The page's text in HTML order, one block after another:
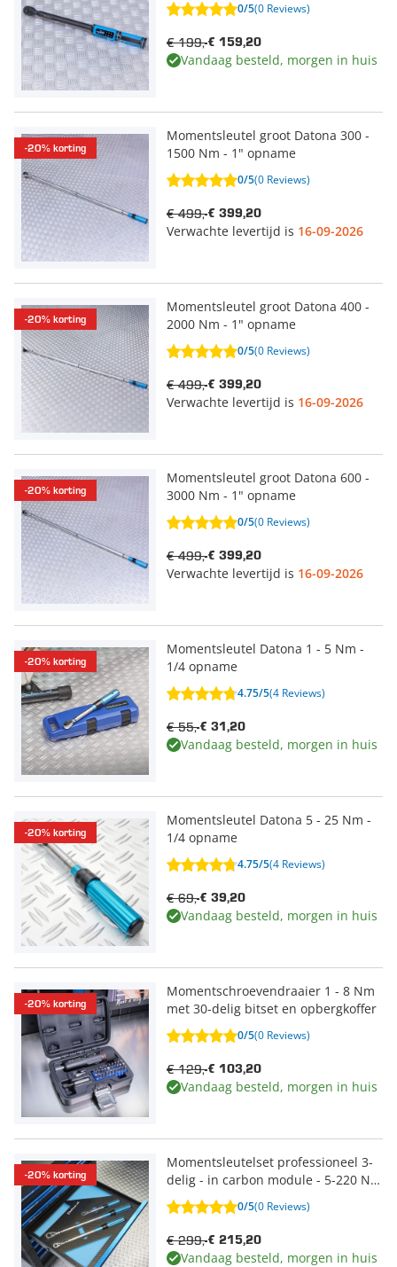
0/5(0 Reviews)
€ 159,20
€ 199,-
Vandaag besteld, morgen in huis
-20% korting
Momentsleutel groot Datona 300 -
1500 Nm - 1" opname
0/5(0 Reviews)
€ 399,20
€ 499,-
Verwachte levertijd is 16-09-2026
-20% korting
Momentsleutel groot Datona 400 -
2000 Nm - 1" opname
0/5(0 Reviews)
€ 399,20
€ 499,-
Verwachte levertijd is 16-09-2026
-20% korting
Momentsleutel groot Datona 600 -
3000 Nm - 1" opname
0/5(0 Reviews)
€ 399,20
€ 499,-
Verwachte levertijd is 16-09-2026
-20% korting
Momentsleutel Datona 1 - 5 Nm -
1/4 opname
4.75/5(4 Reviews)
€ 31,20
€ 55,-
Vandaag besteld, morgen in huis
-20% korting
Momentsleutel Datona 5 - 25 Nm -
1/4 opname
4.75/5(4 Reviews)
€ 39,20
€ 69,-
Vandaag besteld, morgen in huis
-20% korting
Momentschroevendraaier 1 - 8 Nm
met 30-delig bitset en opbergkoffer
0/5(0 Reviews)
€ 103,20
€ 129,-
Vandaag besteld, morgen in huis
-20% korting
Momentsleutelset professioneel 3-
delig - in carbon module - 5-220 Nm
- 1/4, 3/8, 1/2
0/5(0 Reviews)
€ 215,20
€ 299,-
Vandaag besteld, morgen in huis